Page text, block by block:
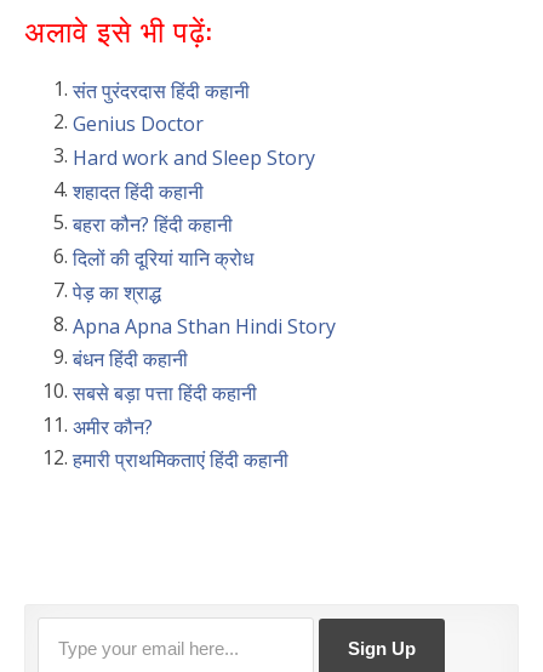
अलावे इसे भी पढ़ें:
संत पुरंदरदास हिंदी कहानी
Genius Doctor
Hard work and Sleep Story
शहादत हिंदी कहानी
बहरा कौन? हिंदी कहानी
दिलों की दूरियां यानि क्रोध
पेड़ का श्राद्ध
Apna Apna Sthan Hindi Story
बंधन हिंदी कहानी
सबसे बड़ा पत्ता हिंदी कहानी
अमीर कौन?
हमारी प्राथमिकताएं हिंदी कहानी